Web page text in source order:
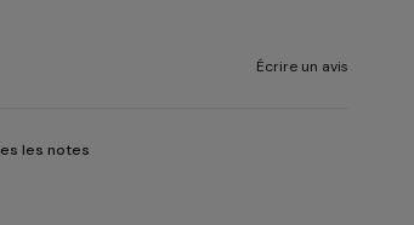
Écrire un avis